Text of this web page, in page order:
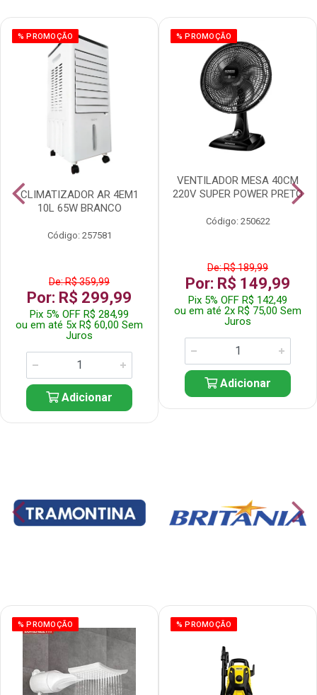
% PROMOÇÃO
CLIMATIZADOR AR 4EM1
10L 65W BRANCO
Código: 257581
De: R$ 359,99
Por: R$ 299,99
Pix 5% OFF R$ 284,99
ou em até 5x R$ 60,00 Sem
Juros
Adicionar
% PROMOÇÃO
VENTILADOR MESA 40CM
220V SUPER POWER PRETO
Código: 250622
De: R$ 189,99
Por: R$ 149,99
Pix 5% OFF R$ 142,49
ou em até 2x R$ 75,00 Sem
Juros
Adicionar
% PROMOÇÃO % PROMOÇÃO